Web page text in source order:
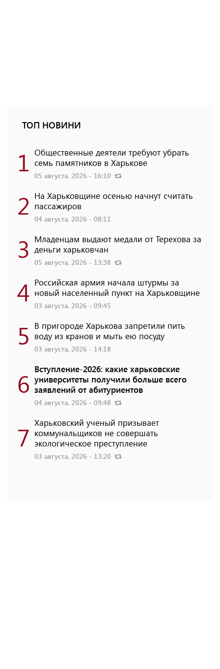
ТОП НОВИНИ
1 Общественные деятели требуют убрать
семь памятников в Харькове
05 августа, 2026 - 16:10
2 На Харьковщине осенью начнут считать
пассажиров
04 августа, 2026 - 08:11
3 Младенцам выдают медали от Терехова за
деньги харьковчан
05 августа, 2026 - 13:38
4 Российская армия начала штурмы за
новый населенный пункт на Харьковщине
03 августа, 2026 - 09:45
5 В пригороде Харькова запретили пить
воду из кранов и мыть ею посуду
03 августа, 2026 - 14:18
6 Вступление-2026: какие харьковские
университеты получили больше всего
заявлений от абитуриентов
04 августа, 2026 - 09:48
7 Харьковский ученый призывает
коммунальщиков не совершать
экологическое преступление
03 августа, 2026 - 13:20